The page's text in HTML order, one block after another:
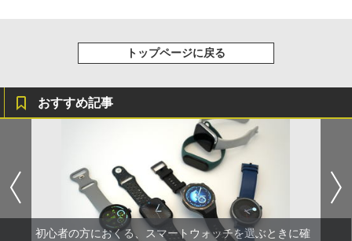
トップページに戻る
おすすめ記事
初心者の方におくる、スマートウォッチを選ぶときに確